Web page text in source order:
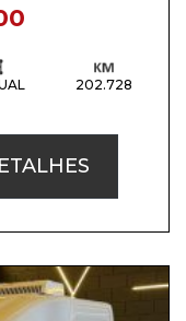
202.728